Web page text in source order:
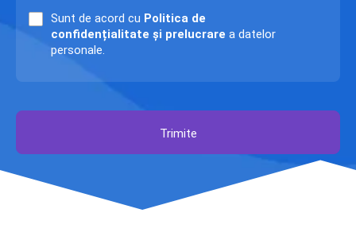
Sunt de acord cu Politica de
confidențialitate și prelucrare a datelor
personale.
Trimite